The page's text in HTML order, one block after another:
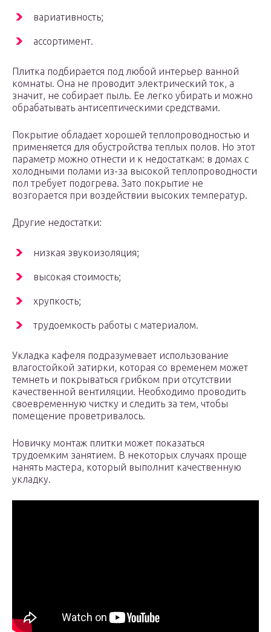
вариативность;
ассортимент.
Плитка подбирается под любой интерьер ванной
комнаты. Она не проводит электрический ток, а
значит, не собирает пыль. Ее легко убирать и можно
обрабатывать антисептическими средствами.
Покрытие обладает хорошей теплопроводностью и
применяется для обустройства теплых полов. Но этот
параметр можно отнести и к недостаткам: в домах с
холодными полами из-за высокой теплопроводности
пол требует подогрева. Зато покрытие не
возгорается при воздействии высоких температур.
Другие недостатки:
низкая звукоизоляция;
высокая стоимость;
хрупкость;
трудоемкость работы с материалом.
Укладка кафеля подразумевает использование
влагостойкой затирки, которая со временем может
темнеть и покрываться грибком при отсутствии
качественной вентиляции. Необходимо проводить
своевременную чистку и следить за тем, чтобы
помещение проветривалось.
Новичку монтаж плитки может показаться
трудоемким занятием. В некоторых случаях проще
нанять мастера, который выполнит качественную
укладку.